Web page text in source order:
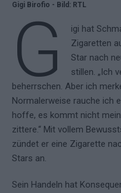
Gigi Birofio - Bild: RTL
G
igi hat
Zigaretten
Star nach
stillen. „Ich
beherrschen. Aber ich
Normalerweise rauche ich
hoffe, es kommt nicht
zittere.“ Mit vollem
zündet er eine Zigarette
Stars an.
Sein Handeln hat